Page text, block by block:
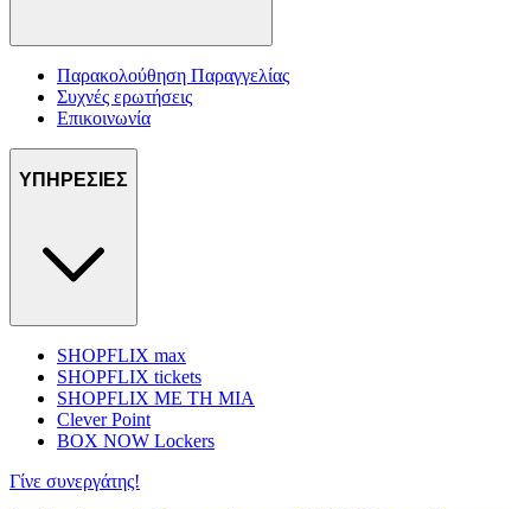
Παρακολούθηση Παραγγελίας
Συχνές ερωτήσεις
Επικοινωνία
ΥΠΗΡΕΣΙΕΣ
SHOPFLIX max
SHOPFLIX tickets
SHOPFLIX ΜΕ ΤΗ ΜΙΑ
Clever Point
BOX NOW Lockers
Γίνε συνεργάτης!